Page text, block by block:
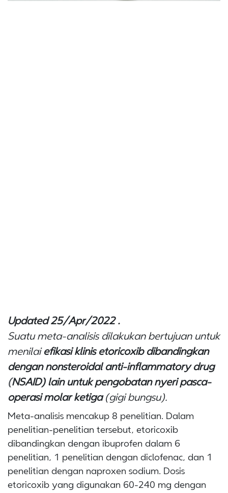
Updated 25/Apr/2022 .
Suatu meta-analisis dilakukan bertujuan untuk
menilaiefikasi klinis etoricoxib dibandingkan
dengannonsteroidal anti-inflammatory drug
(NSAID) lain untuk pengobatan nyeri pasca-
operasi molar ketiga(gigi bungsu).
Meta-analisis mencakup 8 penelitian. Dalam
penelitian-penelitian tersebut, etoricoxib
dibandingkan dengan ibuprofen dalam 6
penelitian, 1 penelitian dengan diclofenac, dan 1
penelitian dengan naproxen sodium. Dosis
etoricoxib yang digunakan 60-240 mg dengan